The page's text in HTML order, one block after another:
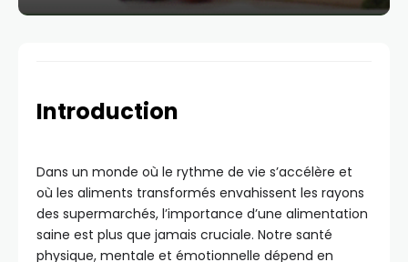
Introduction
Dans un monde où le rythme de vie s’accélère et
où les aliments transformés envahissent les rayons
des supermarchés, l’importance d’une alimentation
saine est plus que jamais cruciale. Notre santé
physique, mentale et émotionnelle dépend en